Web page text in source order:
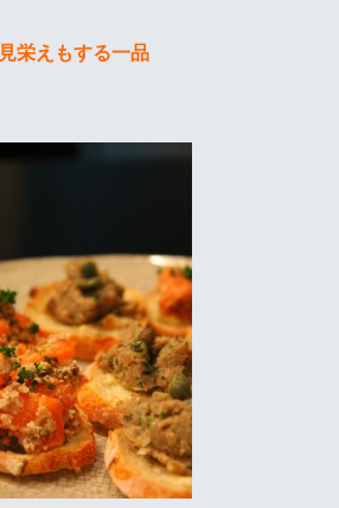
見栄えもする一品